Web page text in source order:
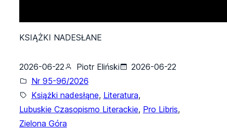
KSIĄŻKI NADESŁANE
2026-06-22 Piotr Eliński
2026-06-22
Nr 95-96/2026
Książki nadesłąne, Literatura,
Lubuskie Czasopismo Literackie, Pro Libris,
Zielona Góra